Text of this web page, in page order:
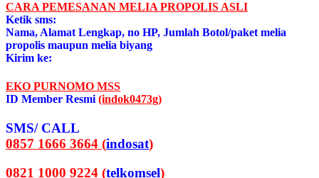
CARA PEMESANAN MELIA PROPOLIS ASLI
Ketik sms:
Nama, Alamat Lengkap, no HP, Jumlah Botol/paket melia
propolis maupun melia biyang
Kirim ke:
EKO PURNOMO MSS
ID Member Resmi (indok0473g)
SMS/ CALL
0857 1666 3664 (indosat)
0821 1000 9224 (telkomsel)